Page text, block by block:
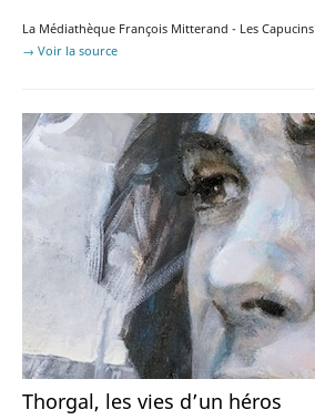
La Médiathèque François Mitterand - Les Capucins
→ Voir la source
Thorgal, les vies d’un héros